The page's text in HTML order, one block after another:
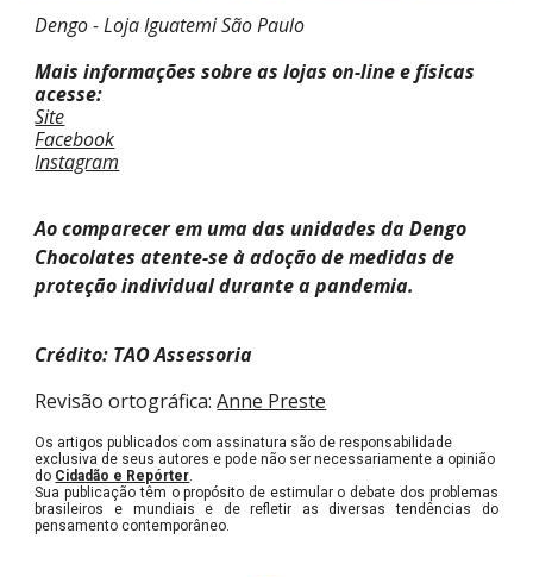
Dengo - Loja Iguatemi São Paulo
Mais informações sobre as lojas on-line e físicas
acesse:
Site
Facebook
Instagram
Ao comparecer em uma das unidades da Dengo
Chocolates atente-se à adoção de medidas de
proteção individual durante a pandemia.
Crédito: TAO Assessoria
Revisão ortográfica:Anne Preste
Os artigos publicados com assinatura são de responsabilidade
exclusiva de seus autores e pode não ser necessariamente a opinião
do Cidadão e Repórter
Sua publicação têm o propósito de estimular o debate dos problemas
brasileiros e mundiais e de refletir as diversas tendências do
pensamento contemporâneo.